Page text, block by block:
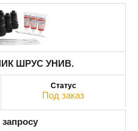
ШРУС УНИВ.
Под заказ